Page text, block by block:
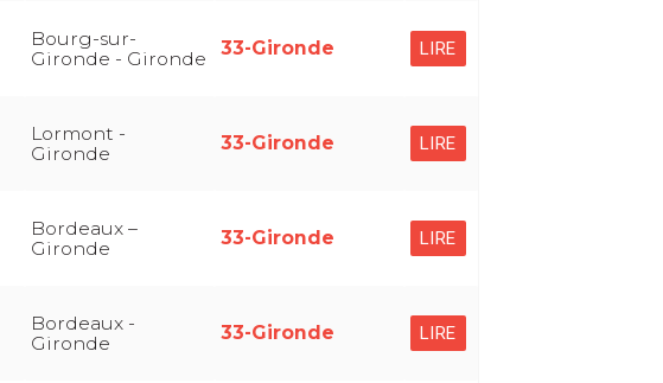
Bourg-sur-
Gironde - Gironde
33-Gironde LIRE
Lormont -
Gironde
33-Gironde LIRE
Bordeaux –
Gironde
33-Gironde LIRE
Bordeaux -
Gironde
33-Gironde LIRE